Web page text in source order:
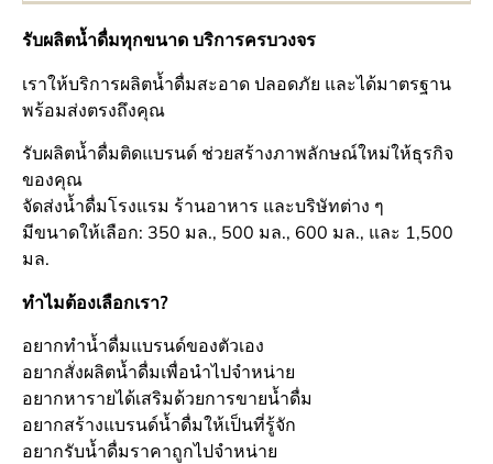
รับผลิตน้ำดื่มทุกขนาด บริการครบวงจร
เราให้บริการผลิตน้ำดื่มสะอาด ปลอดภัย และได้มาตรฐาน
พร้อมส่งตรงถึงคุณ
รับผลิตน้ำดื่มติดแบรนด์ ช่วยสร้างภาพลักษณ์ใหม่ให้ธุรกิจ
ของคุณ
จัดส่งน้ำดื่มโรงแรม ร้านอาหาร และบริษัทต่าง ๆ
มีขนาดให้เลือก: 350 มล., 500 มล., 600 มล., และ 1,500
มล.
ทำไมต้องเลือกเรา?
อยากทำน้ำดื่มแบรนด์ของตัวเอง
อยากสั่งผลิตน้ำดื่มเพื่อนำไปจำหน่าย
อยากหารายได้เสริมด้วยการขายน้ำดื่ม
อยากสร้างแบรนด์น้ำดื่มให้เป็นที่รู้จัก
อยากรับน้ำดื่มราคาถูกไปจำหน่าย